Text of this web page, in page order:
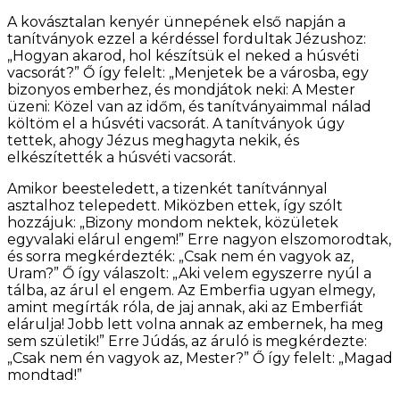
A kovásztalan kenyér ünnepének első napján a
tanítványok ezzel a kérdéssel fordultak Jézushoz:
„Hogyan akarod, hol készítsük el neked a húsvéti
vacsorát?” Ő így felelt: „Menjetek be a városba, egy
bizonyos emberhez, és mondjátok neki: A Mester
üzeni: Közel van az időm, és tanítványaimmal nálad
költöm el a húsvéti vacsorát. A tanítványok úgy
tettek, ahogy Jézus meghagyta nekik, és
elkészítették a húsvéti vacsorát.
Amikor beesteledett, a tizenkét tanítvánnyal
asztalhoz telepedett. Miközben ettek, így szólt
hozzájuk: „Bizony mondom nektek, közületek
egyvalaki elárul engem!” Erre nagyon elszomorodtak,
és sorra megkérdezték: „Csak nem én vagyok az,
Uram?” Ő így válaszolt: „Aki velem egyszerre nyúl a
tálba, az árul el engem. Az Emberfia ugyan elmegy,
amint megírták róla, de jaj annak, aki az Emberfiát
elárulja! Jobb lett volna annak az embernek, ha meg
sem születik!” Erre Júdás, az áruló is megkérdezte:
„Csak nem én vagyok az, Mester?” Ő így felelt: „Magad
mondtad!”